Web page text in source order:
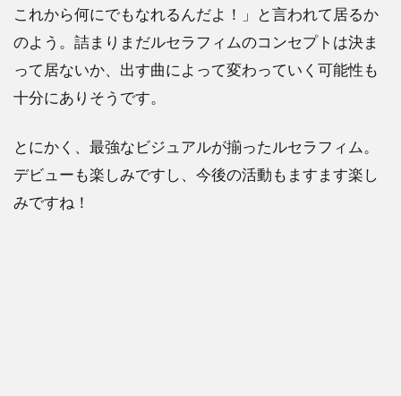
これから何にでもなれるんだよ！」と言われて居るか
のよう。詰まりまだルセラフィムのコンセプトは決ま
って居ないか、出す曲によって変わっていく可能性も
十分にありそうです。
とにかく、最強なビジュアルが揃ったルセラフィム。
デビューも楽しみですし、今後の活動もますます楽し
みですね！